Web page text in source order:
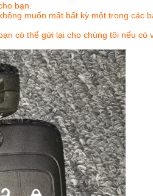
bạn.
muốn mất bất kỳ một trong các
có thể gửi lại cho chúng tôi nếu